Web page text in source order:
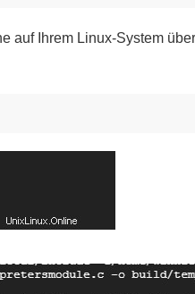
auf Ihrem Linux-System